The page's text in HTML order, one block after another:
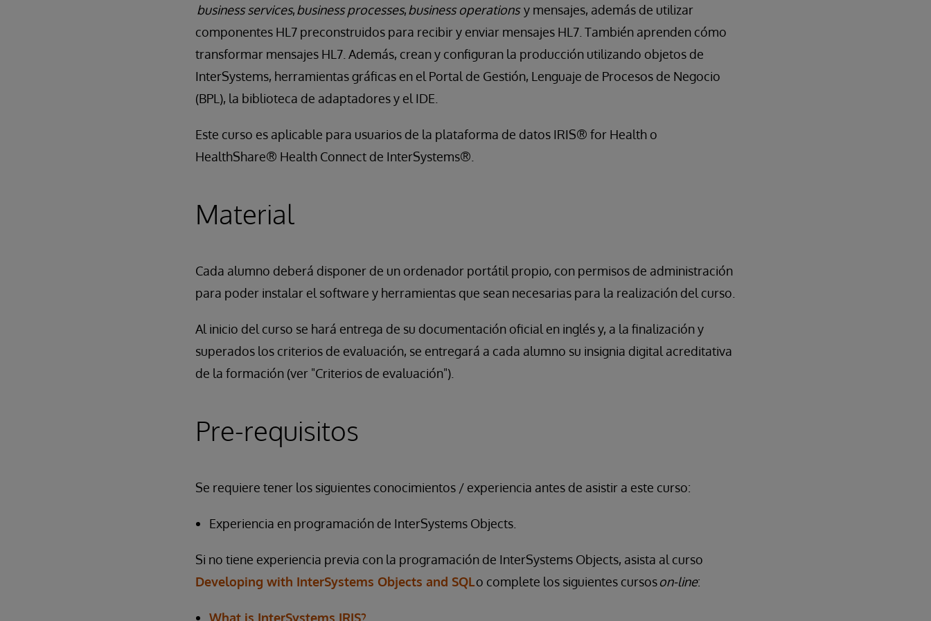
business services,business processes,business operations y mensajes, además de utilizar
componentes HL7 preconstruidos para recibir y enviar mensajes HL7. También aprenden cómo
transformar mensajes HL7. Además, crean y configuran la producción utilizando objetos de
InterSystems, herramientas gráficas en el Portal de Gestión, Lenguaje de Procesos de Negocio
(BPL), la biblioteca de adaptadores y el IDE.
Este curso es aplicable para usuarios de la plataforma de datos IRIS® for Health o
HealthShare® Health Connect de InterSystems®.
Material
Cada alumno deberá disponer de un ordenador portátil propio, con permisos de administración
para poder instalar el software y herramientas que sean necesarias para la realización del curso.
Al inicio del curso se hará entrega de su documentación oficial en inglés y, a la finalización y
superados los criterios de evaluación, se entregará a cada alumno su insignia digital acreditativa
de la formación (ver "Criterios de evaluación").
Pre-requisitos
Se requiere tener los siguientes conocimientos / experiencia antes de asistir a este curso:
Experiencia en programación de InterSystems Objects.
Si no tiene experiencia previa con la programación de InterSystems Objects, asista al curso
Developing with InterSystems Objects and SQLo complete los siguientes cursoson-line:
What is InterSystems IRIS?